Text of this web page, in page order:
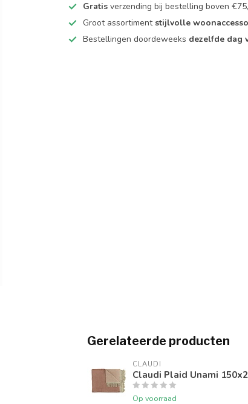
Gratis verzending bij bestelling boven
Groot assortiment stijlvolle
Bestellingen doordeweeks dezelfde dag
Gerelateerde producten
CLAUDI
Claudi Plaid Unami
Op voorraad